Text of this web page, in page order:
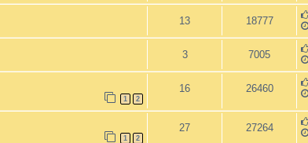
13 18777
3 7005
1 2
16 26460
1 2
27 27264